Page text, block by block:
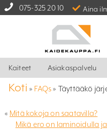
075-325 20 10 Aina
Kaiteet Asiakaspalvelu
Koti » FAQs» Täyttääkö
« Mitä kokoja on saatavilla?
Mikä ero on laminoidulla